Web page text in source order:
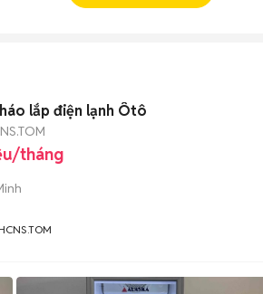
lắp điện lạnh Ôtô
tháng